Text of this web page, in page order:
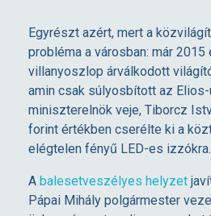
E
S
O
R
O
Egyrészt azért, mert a
probléma a városban: már
villanyoszlop árválkodott
amin csak súlyosbított az Elios-
miniszterelnök veje, Tiborcz
forint értékben cserélte ki a
elégtelen fényű LED-es izzókra.
A balesetveszélyes helyzet
Pápai Mihály polgármester